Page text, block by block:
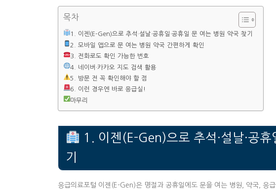
목차
1. 이젠(E-Gen)으로 추석·설날·공휴일·공휴일 문 여는 병원 약국 찾기
2. 모바일 앱으로 문 여는 병원 약국 간편하게 확인
3. 전화로도 확인 가능한 번호
4. 네이버·카카오 지도 검색 활용
5. 방문 전 꼭 확인해야 할 점
6. 이런 경우엔 바로 응급실!
마무리
1. 이젠(E-Gen)으로 추석·설날·공
기
응급의료포털 이젠(E-Gen)은 명절과 공휴일에도 문을 여는 병원, 약국, 응